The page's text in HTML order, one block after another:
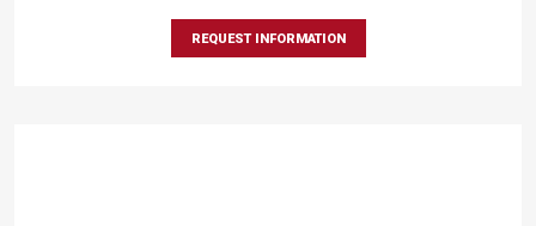
REQUEST INFORMATION